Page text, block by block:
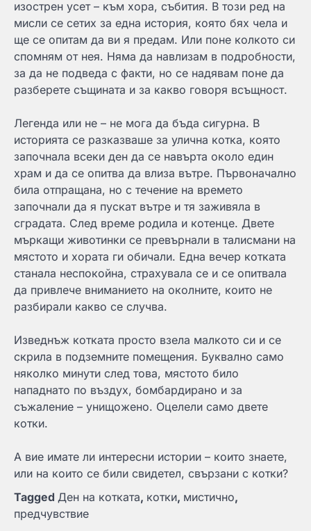
изострен усет – към хора, събития. В този ред на
мисли се сетих за една история, която бях чела и
ще се опитам да ви я предам. Или поне колкото си
спомням от нея. Няма да навлизам в подробности,
за да не подведа с факти, но се надявам поне да
разберете същината и за какво говоря всъщност.
Легенда или не – не мога да бъда сигурна. В
историята се разказваше за улична котка, която
започнала всеки ден да се навърта около един
храм и да се опитва да влиза вътре. Първоначално
била отпращана, но с течение на времето
започнали да я пускат вътре и тя заживяла в
сградата. След време родила и котенце. Двете
мъркащи животинки се превърнали в талисмани на
мястото и хората ги обичали. Една вечер котката
станала неспокойна, страхувала се и се опитвала
да привлече вниманието на околните, които не
разбирали какво се случва.
Изведнъж котката просто взела малкото си и се
скрила в подземните помещения. Буквално само
няколко минути след това, мястото било
нападнато по въздух, бомбардирано и за
съжаление – унищожено. Оцелели само двете
котки.
А вие имате ли интересни истории – които знаете,
или на които се били свидетел, свързани с котки?
Tagged Ден на котката, котки, мистично,
предчувствие